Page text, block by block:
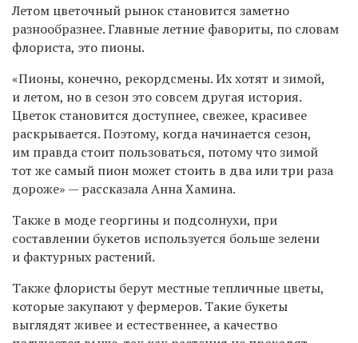
Летом цветочный рынок становится заметно
разнообразнее. Главные летние фавориты, по словам
флориста, это пионы.
«Пионы, конечно, рекордсмены. Их хотят и зимой,
и летом, но в сезон это совсем другая история.
Цветок становится доступнее, свежее, красивее
раскрывается. Поэтому, когда начинается сезон,
им правда стоит пользоваться, потому что зимой
тот же самый пион может стоить в два или три раза
дороже» — рассказала Анна Хамина.
Также в моде георгины и подсолнухи, при
составлении букетов используется больше зелени
и фактурных растений.
Также флористы берут местные тепличные цветы,
которые закупают у фермеров. Такие букеты
выглядят живее и естественнее, а качество